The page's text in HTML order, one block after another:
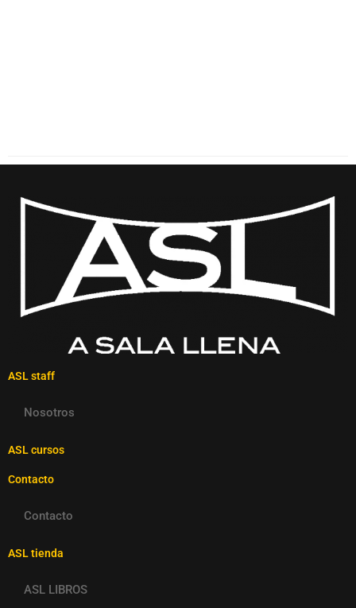
ASL staff
Nosotros
ASL cursos
Contacto
Contacto
ASL tienda
ASL LIBROS